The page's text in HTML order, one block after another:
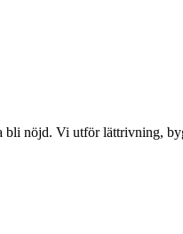
nöjd. Vi utför lättrivning,